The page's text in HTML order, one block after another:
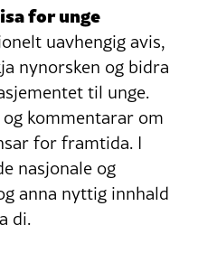
for unge
uavhengig avis,
nynorsken og bidra
til unge.
kommentarar om
for framtida. I
nasjonale og
anna nyttig innhald
di.